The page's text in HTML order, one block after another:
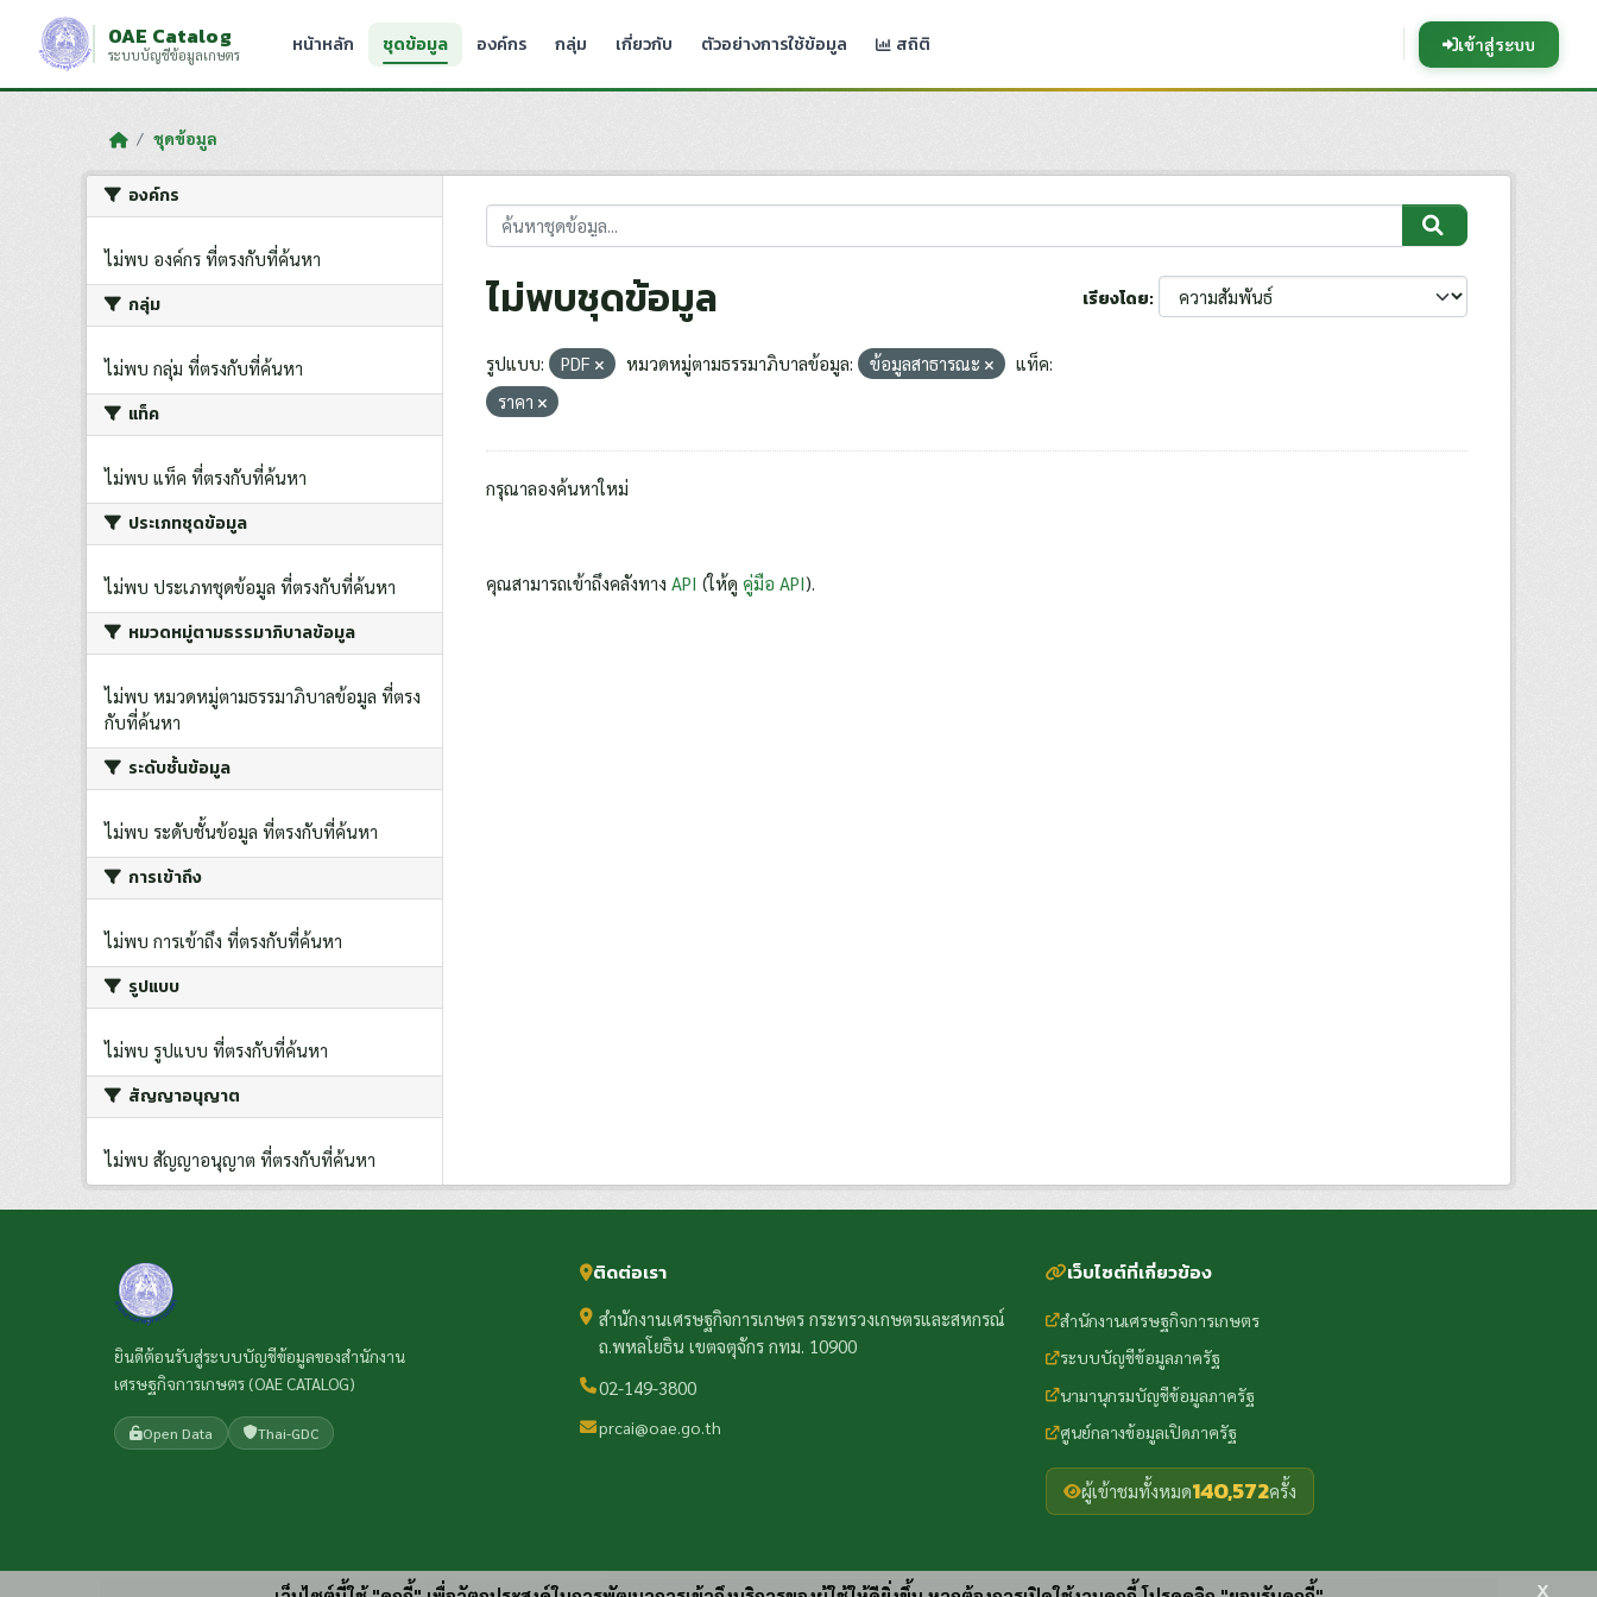
Skip to main content
OAE Catalog
ระบบบัญชีข้อมูลเกษตร หน้าหลัก ชุดข้อมูล องค์กร กลุ่ม เกี่ยวกับ ตัวอย่างการใช้ข้อมูล สถิติ เข้าสู่ระบบ
ชุดข้อมูล
องค์กร
ไม่พบ องค์กร ที่ตรงกับที่ค้นหา
กลุ่ม
ไม่พบ กลุ่ม ที่ตรงกับที่ค้นหา
แท็ค
ไม่พบ แท็ค ที่ตรงกับที่ค้นหา
ประเภทชุดข้อมูล
ไม่พบ ประเภทชุดข้อมูล ที่ตรงกับที่ค้นหา
หมวดหมู่ตามธรรมาภิบาลข้อมูล
ไม่พบ หมวดหมู่ตามธรรมาภิบาลข้อมูล ที่ตรง
กับที่ค้นหา
ระดับชั้นข้อมูล
ไม่พบ ระดับชั้นข้อมูล ที่ตรงกับที่ค้นหา
การเข้าถึง
ไม่พบ การเข้าถึง ที่ตรงกับที่ค้นหา
รูปแบบ
ไม่พบ รูปแบบ ที่ตรงกับที่ค้นหา
สัญญาอนุญาต
ไม่พบ สัญญาอนุญาต ที่ตรงกับที่ค้นหา
เรียงโดย
ไม่พบชุดข้อมูล
รูปแบบ: PDF หมวดหมู่ตามธรรมาภิบาลข้อมูล: ข้อมูลสาธารณะ
แท็ค:
ราคา
กรุณาลองค้นหาใหม่
คุณสามารถเข้าถึงคลังทาง API (ให้ดู คู่มือ API).
ยินดีต้อนรับสู่ระบบบัญชีข้อมูลของสำนักงาน
เศรษฐกิจการเกษตร (OAE CATALOG)
Open Data Thai-GDC
ติดต่อเรา
สำนักงานเศรษฐกิจการเกษตร กระทรวงเกษตรและสหกรณ์
ถ.พหลโยธิน เขตจตุจักร กทม. 10900
02-149-3800
prcai@oae.go.th
เว็บไซต์ที่เกี่ยวข้อง
สำนักงานเศรษฐกิจการเกษตร
ระบบบัญชีข้อมูลภาครัฐ
นามานุกรมบัญชีข้อมูลภาครัฐ
ศูนย์กลางข้อมูลเปิดภาครัฐ
ผู้เข้าชมทั้งหมด140,572ครั้ง
x